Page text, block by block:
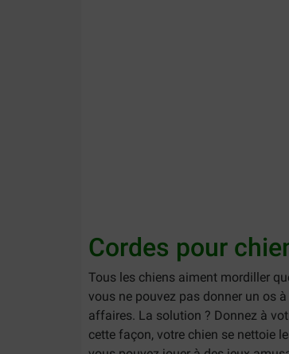
Cordes pour
Tous les chiens aiment mordiller
vous ne pouvez pas donner un os
affaires. La solution ? Donnez à
cette façon, votre chien se nettoie